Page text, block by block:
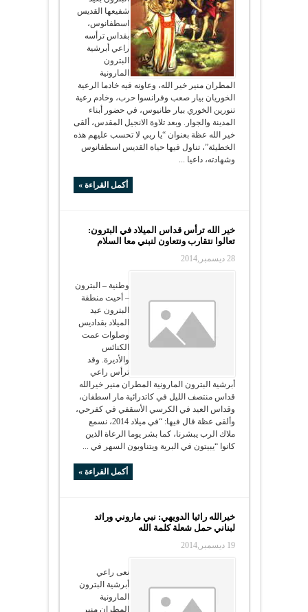
شفيعها القديس
اسطفانوس،
بقداس ترأسه
راعي أبرشية
البترون
المارونية
المطران منير خير الله، وعاونه فيه خادما الرعية
الخوريان بيار صعب وفرانسوا حرب، وخادم رعية
تنورين الخوري بيار طانيوس، في حضور أبناء
المدينة والجوار. وبعد تلاوة الانجيل المقدس، ألقى
خير الله عظة بعنوان “يا ربي لا تحسب عليهم هذه
الخطيئة”، تناول فيها حياة القديس اسطفانوس
وشهادته، داعيا ...
أكمل القراءة »
خير الله ترأس قداس الميلاد في البترون:
تعالوا نتقارب ونتعاون لنبني معا السلام
28 ديسمبر,2014
وطنية – البترون
– أحيت منطقة
البترون عيد
الميلاد بقداديس
وصلوات عمت
الكنائس
والأديرة. وقد
ترأس راعي
أبرشية البترون المارونية المطران منير خيرالله
قداس منتصف الليل في كاتدرائية مار اسطفان،
وقداس العيد في الكرسي الأسقفي في كفرحي،
وألقى عظة قال فيها: “في ميلاد 2014، نسمع
ملاك الرب يبشرنا، كما بشر يوما الرعاة الذين
كانوا “يبيتون في البرية ويتناوبون السهر في ...
أكمل القراءة »
خيرالله راثيا الدويهي: نبي ماروني ورائد
لبناني حمل شعلة كلمة الله
19 ديسمبر,2014
نعى راعي
أبرشية البترون
المارونية
المطران منير